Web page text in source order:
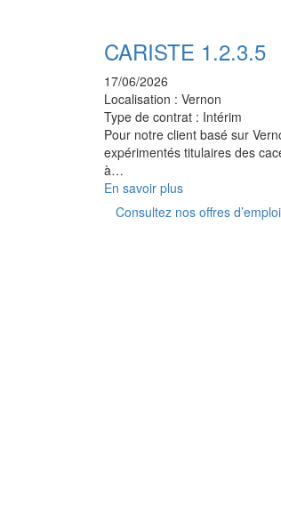
CARISTE 1.2.3.5
17/06/2026
Localisation : Vernon
Type de contrat : Intérim
Pour notre client basé sur
expérimentés titulaires des
à…
En savoir plus
Consultez nos offres d’emploi